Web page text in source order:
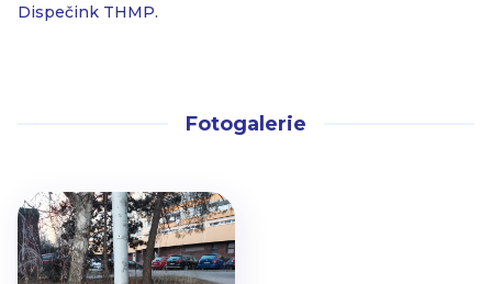
Dispečink THMP.
Fotogalerie